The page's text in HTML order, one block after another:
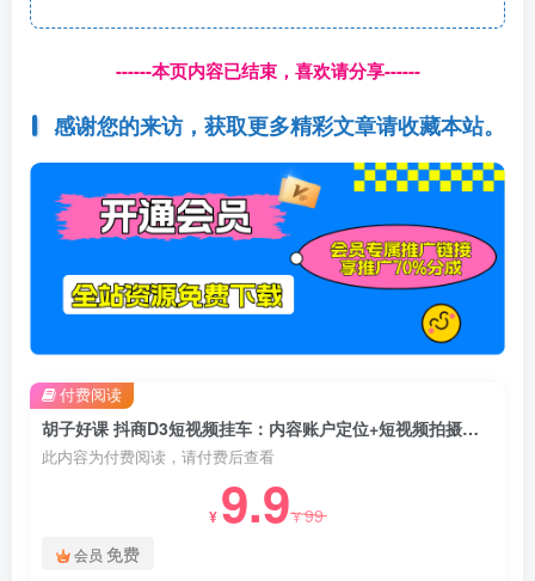
------本页内容已结束，喜欢请分享------
感谢您的来访，获取更多精彩文章请收藏本站。
胡子好课 抖商D3短视频挂车：内容账户定位+短视频拍摄和剪辑+涨粉短视频实操指南等
此内容为付费阅读，请付费后查看
¥ 9.9¥99
会员 免费
付费阅读